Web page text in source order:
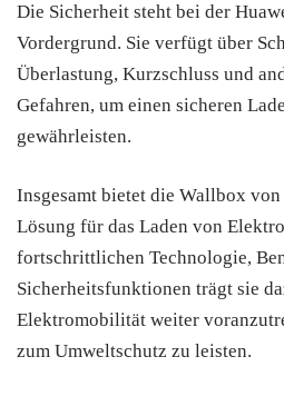
Die Sicherheit steht bei der
Vordergrund. Sie verfügt über
Überlastung, Kurzschluss und
Gefahren, um einen sicheren
gewährleisten.
Insgesamt bietet die Wallbox
Lösung für das Laden von
fortschrittlichen Technologie,
Sicherheitsfunktionen trägt sie
Elektromobilität weiter
zum Umweltschutz zu leisten.